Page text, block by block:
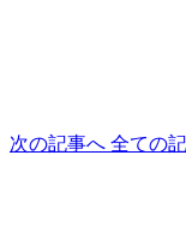
次の記事へ 全ての